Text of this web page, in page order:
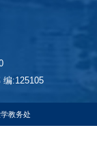
编:125105
教务处